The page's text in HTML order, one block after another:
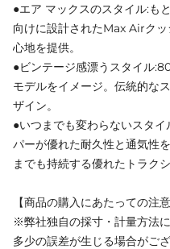
●エア マックスのスタイル:も
向けに設計されたMax Airク
心地を提供。
●ビンテージ感漂うスタイル
モデルをイメージ。伝統的な
ザイン。
●いつまでも変わらないスタ
パーが優れた耐久性と通気性
までも持続する優れたトラクシ
【商品の購入にあたっての注意
※弊社独自の採寸・計量方法
多少の誤差が生じる場合がござ